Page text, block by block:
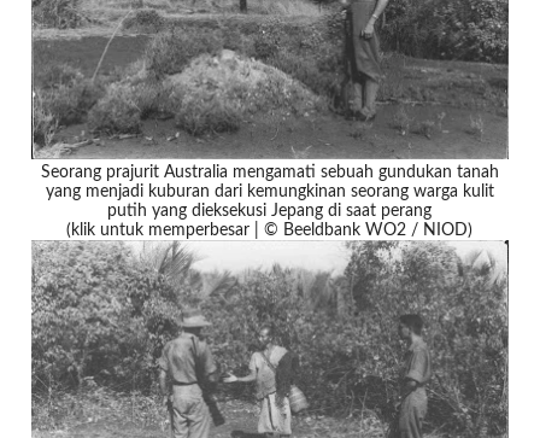
Seorang prajurit Australia mengamati sebuah gundukan tanah
yang menjadi kuburan dari kemungkinan seorang warga kulit
putih yang dieksekusi Jepang di saat perang
(klik untuk memperbesar | © Beeldbank WO2 / NIOD)